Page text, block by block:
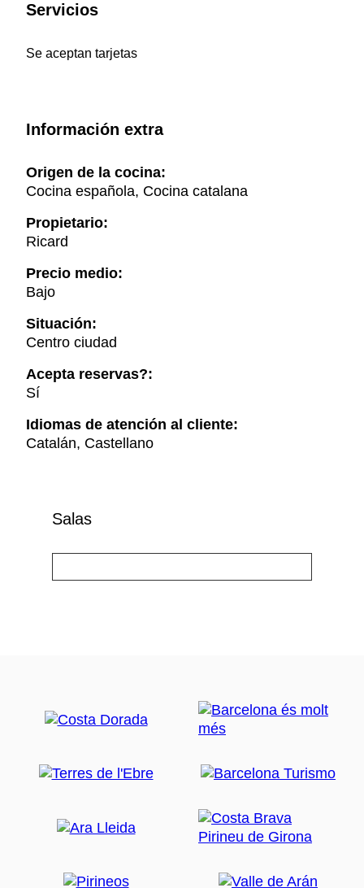
Servicios
Se aceptan tarjetas
Información extra
Origen de la cocina:
Cocina española, Cocina catalana
Propietario:
Ricard
Precio medio:
Bajo
Situación:
Centro ciudad
Acepta reservas?:
Sí
Idiomas de atención al cliente:
Catalán, Castellano
Salas